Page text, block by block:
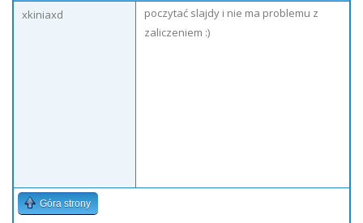
xkiniaxd
poczytać slajdy i nie ma problemu z
zaliczeniem :)
Góra strony